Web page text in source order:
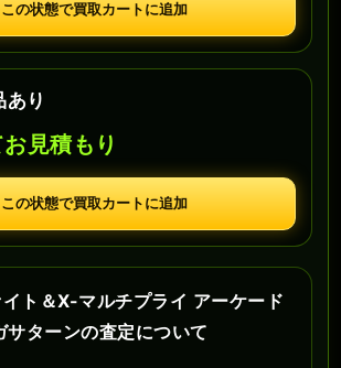
この状態で買取カートに追加
あり
見積もり
この状態で買取カートに追加
ト＆X-マルチプライ アーケード
サターンの査定について